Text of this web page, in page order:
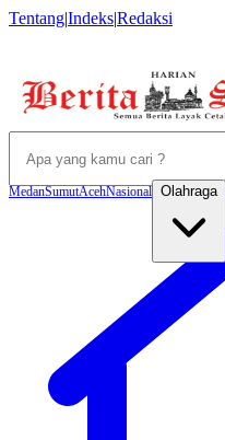
Tentang|Indeks|Redaksi
MedanSumutAcehNasional Olahraga